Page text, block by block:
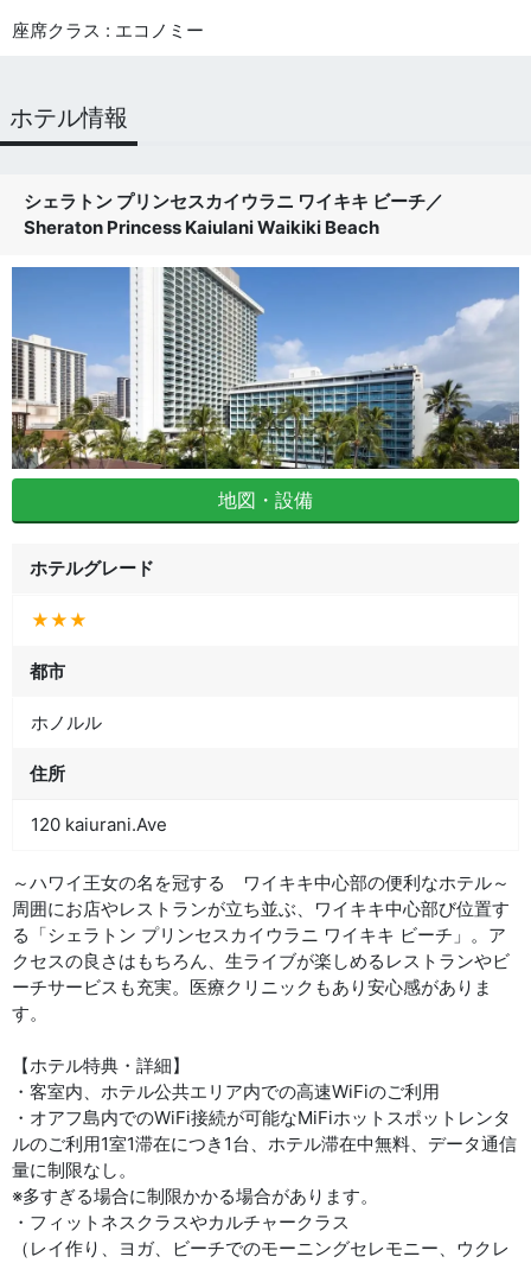
座席クラス : エコノミー
ホテル情報
シェラトン プリンセスカイウラニ ワイキキ ビーチ／
Sheraton Princess Kaiulani Waikiki Beach
地図・設備
ホテルグレード
★★★
都市
ホノルル
住所
120 kaiurani.Ave
～ハワイ王女の名を冠する ワイキキ中心部の便利なホテル～
周囲にお店やレストランが立ち並ぶ、ワイキキ中心部び位置す
る「シェラトン プリンセスカイウラニ ワイキキ ビーチ」。ア
クセスの良さはもちろん、生ライブが楽しめるレストランやビ
ーチサービスも充実。医療クリニックもあり安心感がありま
す。
【ホテル特典・詳細】
・客室内、ホテル公共エリア内での高速WiFiのご利用
・オアフ島内でのWiFi接続が可能なMiFiホットスポットレンタ
ルのご利用1室1滞在につき1台、ホテル滞在中無料、データ通信
量に制限なし。
※多すぎる場合に制限かかる場合があります。
・フィットネスクラスやカルチャークラス
（レイ作り、ヨガ、ビーチでのモーニングセレモニー、ウクレ